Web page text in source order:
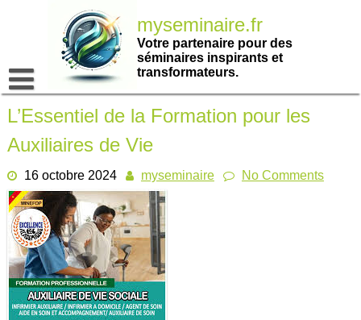
myseminaire.fr
Votre partenaire pour des
séminaires inspirants et
transformateurs.
L’Essentiel de la Formation pour les
Auxiliaires de Vie
16 octobre 2024 myseminaire No Comments